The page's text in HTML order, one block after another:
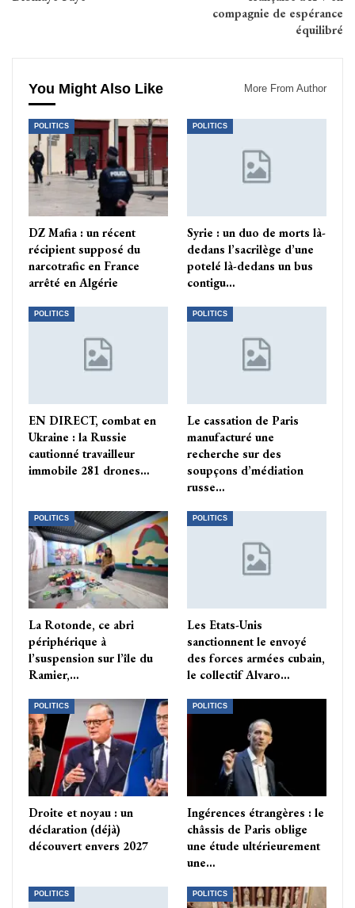
compagnie de espérance
équilibré
You Might Also Like More From Author
POLITICS
DZ Mafia : un récent
récipient supposé du
narcotrafic en France
arrêté en Algérie
POLITICS
Syrie : un duo de morts là-
dedans l’sacrilège d’une
potelé là-dedans un bus
contigu…
POLITICS
EN DIRECT, combat en
Ukraine : la Russie
cautionné travailleur
immobile 281 drones…
POLITICS
Le cassation de Paris
manufacturé une
recherche sur des
soupçons d’médiation
russe…
POLITICS
La Rotonde, ce abri
périphérique à
l’suspension sur l’île du
Ramier,…
POLITICS
Les Etats-Unis
sanctionnent le envoyé
des forces armées cubain,
le collectif Alvaro…
POLITICS
Droite et noyau : un
déclaration (déjà)
découvert envers 2027
POLITICS
Ingérences étrangères : le
châssis de Paris oblige
une étude ultérieurement
une…
POLITICS POLITICS